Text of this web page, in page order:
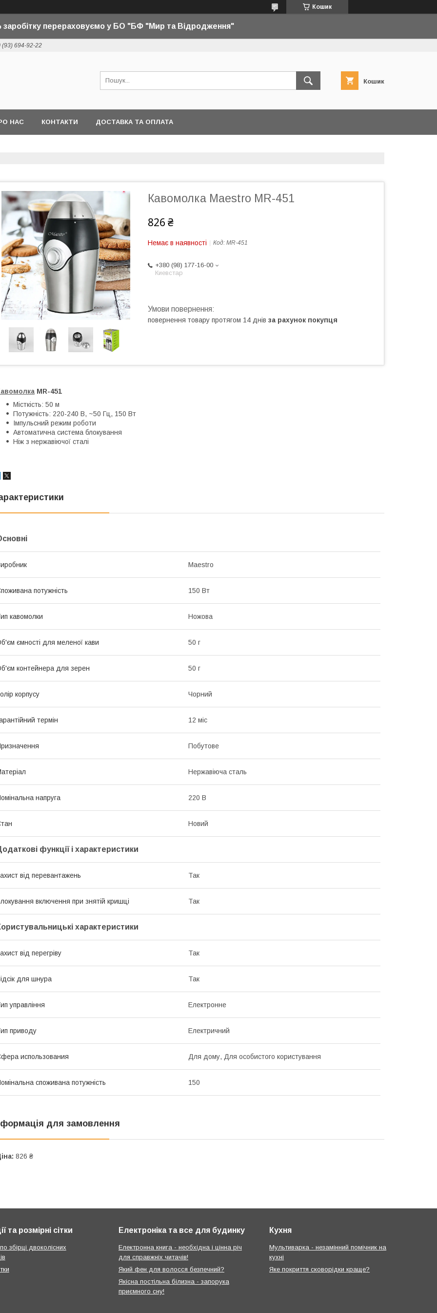
Кошик
заробітку перераховуємо у БО "БФ "Мир та Відродження"
(93) 694-92-22
Кошик
НАС КОНТАКТИ ДОСТАВКА ТА ОПЛАТА
Кавомолка Maestro MR-451
826 ₴
Немає в наявності Код: MR-451
+380 (98) 177-16-00
Киевстар
повернення товару протягом 14 днів за рахунок покупця
MR-451
Місткість: 50 м
Потужність: 220-240 В, ~50 Гц, 150 Вт
Імпульсний режим роботи
Автоматична система блокування
Ніж з нержавіючої сталі
Maestro
потужність 150 Вт
кавомолки Ножова
ємності для меленої кави 50 г
контейнера для зерен 50 г
корпусу Чорний
термін 12 міс
Побутове
Нержавіюча сталь
напруга 220 В
Новий
функції і характеристики
від перевантажень Так
включення при знятій кришці Так
характеристики
від перегріву Так
для шнура Так
управління Електронне
приводу Електричний
использования Для дому, Для особистого користування
споживана потужність 150
для замовлення
826 ₴
та розмірні сітки
збірці двоколісних
Електроніка та все для будинку
Електронна книга - необхідна і цінна річ
для справжніх читачів!
Який фен для волосся безпечний?
Якісна постільна білизна - запорука
приємного сну!
Кухня
Мультиварка - незамінний помічник на
кухні
Яке покриття сковорідки краще?